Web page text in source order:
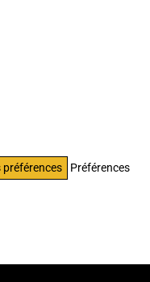
préférences Préférences